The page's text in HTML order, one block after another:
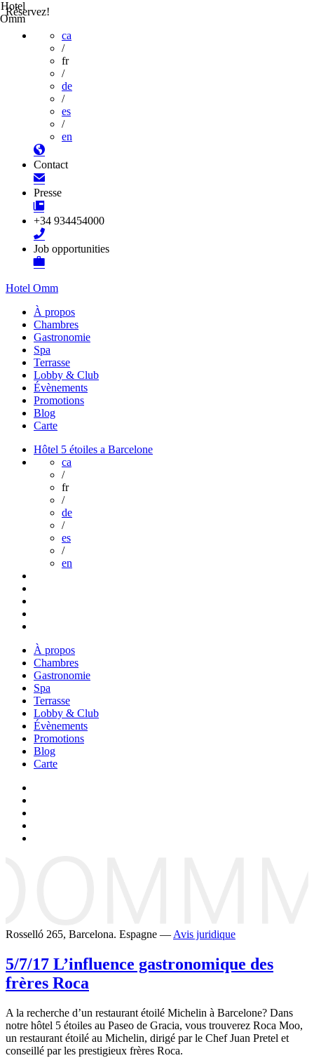
Réservez!
ca
/
fr
/
de
/
es
/
en
Contact
Presse
+34 934454000
Job opportunities
Hotel Omm
À propos
Chambres
Gastronomie
Spa
Terrasse
Lobby & Club
Évènements
Promotions
Blog
Carte
Hôtel 5 étoiles a Barcelone
ca
/
fr
/
de
/
es
/
en
À propos
Chambres
Gastronomie
Spa
Terrasse
Lobby & Club
Évènements
Promotions
Blog
Carte
Rosselló 265, Barcelona. Espagne — Avis juridique
5/7/17 L’influence gastronomique des
frères Roca
A la recherche d’un restaurant étoilé Michelin à Barcelone? Dans
notre hôtel 5 étoiles au Paseo de Gracia, vous trouverez Roca Moo,
un restaurant étoilé au Michelin, dirigé par le Chef Juan Pretel et
conseillé par les prestigieux frères Roca.
Hotel
Omm